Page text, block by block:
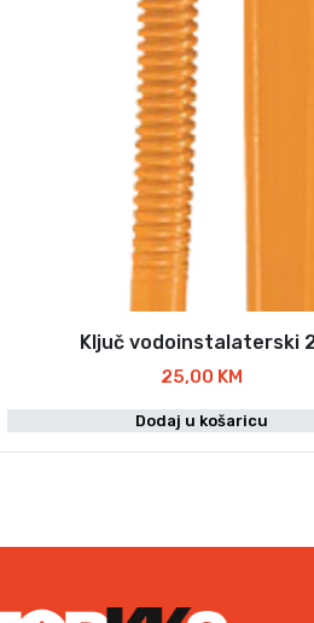
Ključ vodoinstalaterski
25,00 KM
Dodaj u košaricu